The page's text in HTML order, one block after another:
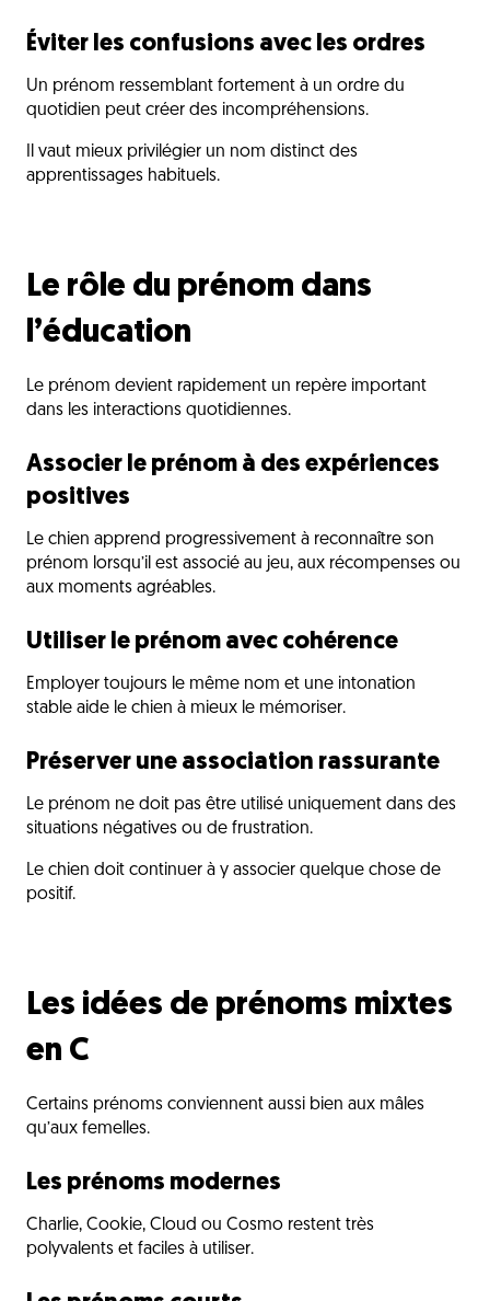
Éviter les confusions avec les ordres
Un prénom ressemblant fortement à un ordre du
quotidien peut créer des incompréhensions.
Il vaut mieux privilégier un nom distinct des
apprentissages habituels.
Le rôle du prénom dans
l’éducation
Le prénom devient rapidement un repère important
dans les interactions quotidiennes.
Associer le prénom à des expériences
positives
Le chien apprend progressivement à reconnaître son
prénom lorsqu’il est associé au jeu, aux récompenses ou
aux moments agréables.
Utiliser le prénom avec cohérence
Employer toujours le même nom et une intonation
stable aide le chien à mieux le mémoriser.
Préserver une association rassurante
Le prénom ne doit pas être utilisé uniquement dans des
situations négatives ou de frustration.
Le chien doit continuer à y associer quelque chose de
positif.
Les idées de prénoms mixtes
en C
Certains prénoms conviennent aussi bien aux mâles
qu’aux femelles.
Les prénoms modernes
Charlie, Cookie, Cloud ou Cosmo restent très
polyvalents et faciles à utiliser.